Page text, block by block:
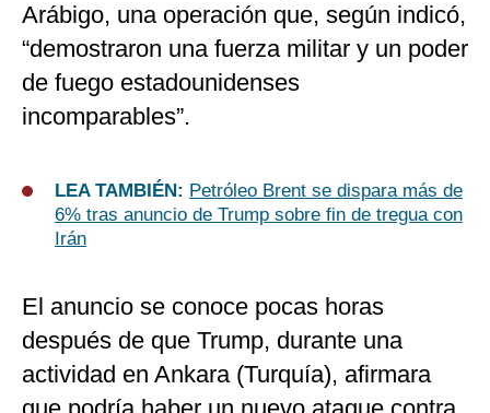
Arábigo, una operación que, según indicó,
“demostraron una fuerza militar y un poder
de fuego estadounidenses
incomparables”.
LEA TAMBIÉN: Petróleo Brent se dispara más de
6% tras anuncio de Trump sobre fin de tregua con
Irán
El anuncio se conoce pocas horas
después de que Trump, durante una
actividad en Ankara (Turquía), afirmara